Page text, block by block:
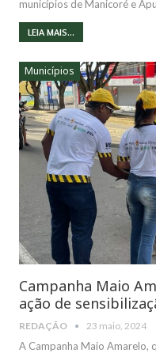
municípios de Manicoré e
LEIA MAIS...
Municípios
Campanha Maio
ação de
REDAÇÃO 23 maio, 2024
A Campanha Maio Amarelo,